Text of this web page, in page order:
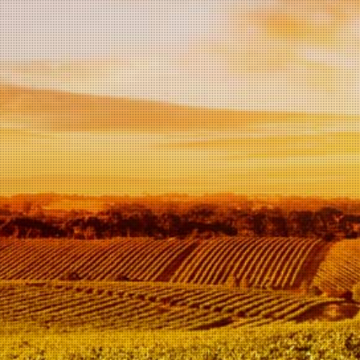
In
winkelwagen
Mooie soepele Primitivo
met veel fruit en zwarte
bessen met wat kruidig
tonen, en een klein zuurtje
in de afdronk.
De wijn heeft een 3
maanden in verglaasde
betonnen tanks gerijpt en
vervolgens op slovenisch
eiken vaten.
Heerlijk zacht en